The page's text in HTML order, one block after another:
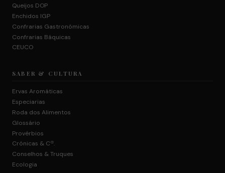
Queijos DOP
Enchidos IGP
Confrarias Gastronómicas
Confrarias Báquicas
CEUCO
SABER & CULTURA
Ervas Aromáticas
Especiarias
Roda dos Alimentos
Glossário
Provérbios
Crónicas & Cª.
Conselhos & Truques
Ecologia